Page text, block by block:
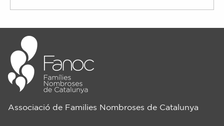
Associació de Families Nombroses de Catalunya